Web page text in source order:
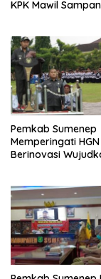
KPK Mawil
Pemkab Sumenep
Memperingati
Berinovasi